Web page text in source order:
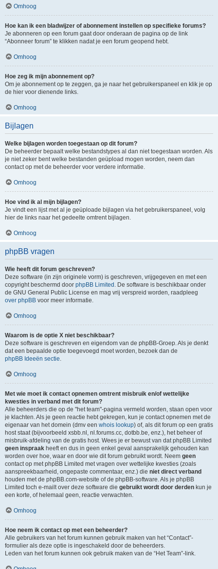
Omhoog
Hoe kan ik een bladwijzer of abonnement instellen op specifieke forums?
Je abonneren op een forum gaat door onderaan de pagina op de link
“Abonneer forum” te klikken nadat je een forum geopend hebt.
Omhoog
Hoe zeg ik mijn abonnement op?
Om je abonnement op te zeggen, ga je naar het gebruikerspaneel en klik je op
de hier voor dienende links.
Omhoog
Bijlagen
Welke bijlagen worden toegestaan op dit forum?
De beheerder bepaalt welke bestandstypes al dan niet toegestaan worden. Als
je niet zeker bent welke bestanden geüpload mogen worden, neem dan
contact op met de beheerder voor verdere informatie.
Omhoog
Hoe vind ik al mijn bijlagen?
Je vindt een lijst met al je geüploade bijlagen via het gebruikerspaneel, volg
hier de links naar het gedeelte omtrent bijlagen.
Omhoog
phpBB vragen
Wie heeft dit forum geschreven?
Deze software (in zijn originele vorm) is geschreven, vrijgegeven en met een
copyright beschermd door phpBB Limited . De software is beschikbaar onder
de GNU General Public License en mag vrij verspreid worden, raadpleeg
over phpBB voor meer informatie.
Omhoog
Waarom is de optie X niet beschikbaar?
Deze software is geschreven en eigendom van de phpBB-Groep. Als je denkt
dat een bepaalde optie toegevoegd moet worden, bezoek dan de
phpBB Ideeën sectie.
Omhoog
Met wie moet ik contact opnemen omtrent misbruik en/of wettelijke
kwesties in verband met dit forum?
Alle beheerders die op de "het team"-pagina vermeld worden, staan open voor
je klachten. Als je geen reactie hebt gekregen, kun je contact opnemen met de
eigenaar van het domein (dmv een whois lookup) of, als dit forum op een gratis
host staat (bijvoorbeeld xsbb.nl, nl.forums.cc, dotbb.be, enz.), het beheer of
misbruik-afdeling van de gratis host. Wees je er bewust van dat phpBB Limited
geen inspraak heeft en dus in geen enkel geval aansprakelijk gehouden kan
worden over hoe, waar en door wie dit forum gebruikt wordt. Neem geen
contact op met phpBB Limited met vragen over wettelijke kwesties (zoals
aanspreekbaarheid, ongepaste commentaar, enz.) die niet direct verband
houden met de phpBB.com-website of de phpBB-software. Als je phpBB
Limited toch e-mailt over deze software die gebruikt wordt door derden kun je
een korte, of helemaal geen, reactie verwachten.
Omhoog
Hoe neem ik contact op met een beheerder?
Alle gebruikers van het forum kunnen gebruik maken van het “Contact”-
formulier als deze optie is ingeschakeld door de beheerders.
Leden van het forum kunnen ook gebruik maken van de “Het Team”-link.